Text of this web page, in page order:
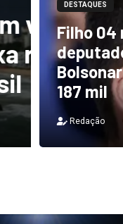
TCU
e PF
DESTAQUES
Filho 04
187 mil
Redação